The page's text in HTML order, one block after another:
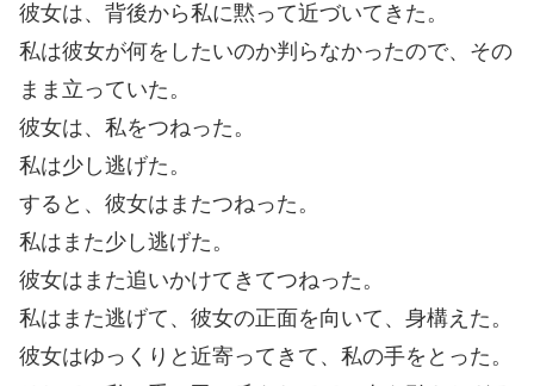
彼女は、背後から私に黙って近づいてきた。
私は彼女が何をしたいのか判らなかったので、その
まま立っていた。
彼女は、私をつねった。
私は少し逃げた。
すると、彼女はまたつねった。
私はまた少し逃げた。
彼女はまた追いかけてきてつねった。
私はまた逃げて、彼女の正面を向いて、身構えた。
彼女はゆっくりと近寄ってきて、私の手をとった。